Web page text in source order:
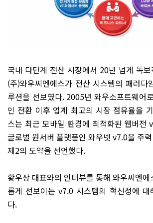
국내 다단계 전산 시장에서 20년 넘게 독
(주)와우씨엔에스가 전산 시스템의 패러다
루션을 선보였다. 2005년 와우소프트웨어
인 전환 이후 업계 최고의 시장 점유율을
스는 최근 모바일 환경에 최적화된 웹버전
글로벌 원서버 플랫폼인 와우넷 v7.0을 주
제2의 도약을 선언했다.
황우상 대표와의 인터뷰를 통해 와우씨엔
롭게 선보이는 v7.0 시스템의 혁신성에
다.